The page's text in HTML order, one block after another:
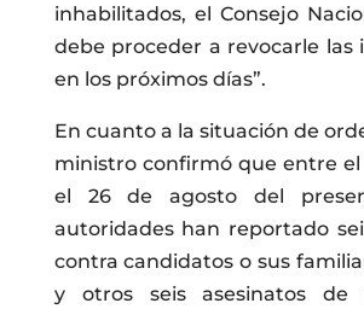
inhabilitados, el Consejo
debe proceder a revocarle las
en los próximos días”.
En cuanto a la situación de
ministro confirmó que entre el
el 26 de agosto del
autoridades han reportado
contra candidatos o sus
y otros seis asesinatos de